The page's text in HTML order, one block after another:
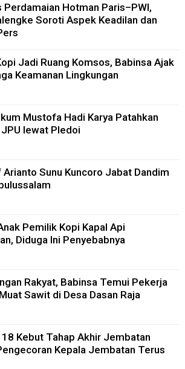
Perdamaian Hotman Paris–PWI,
Soroti Aspek Keadilan dan
Jadi Ruang Komsos, Babinsa Ajak
Keamanan Lingkungan
Mustofa Hadi Karya Patahkan
lewat Pledoi
Sunu Kuncoro Jabat Dandim
Pemilik Kopi Kapal Api
Diduga Ini Penyebabnya
Rakyat, Babinsa Temui Pekerja
Sawit di Desa Dasan Raja
Kebut Tahap Akhir Jembatan
Kepala Jembatan Terus